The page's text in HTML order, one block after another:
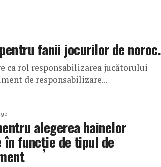
fanii jocurilor de noroc.
ca rol responsabilizarea jucătorului
de responsabilizare...
alegerea hainelor
funcție de tipul de